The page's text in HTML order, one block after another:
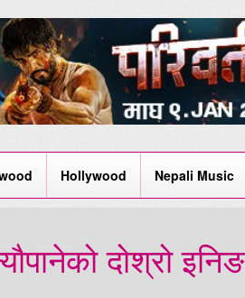
Hollywood Nepali Music
दोश्रो इनिङ